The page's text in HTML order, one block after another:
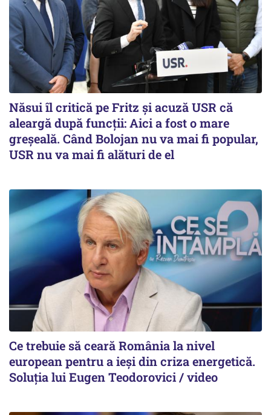
Năsui îl critică pe Fritz și acuză USR că
aleargă după funcții: Aici a fost o mare
greșeală. Când Bolojan nu va mai fi popular,
USR nu va mai fi alături de el
Ce trebuie să ceară România la nivel
european pentru a ieși din criza energetică.
Soluția lui Eugen Teodorovici / video